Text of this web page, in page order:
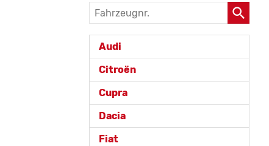
Fahrzeugnr.
Audi
Citroën
Cupra
Dacia
Fiat